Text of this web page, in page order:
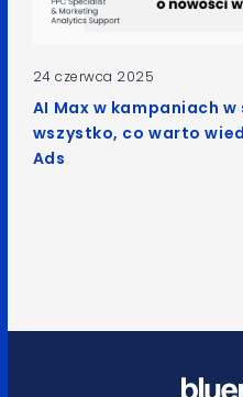
24 czerwca 2025
AI Max w kampaniach
wszystko, co warto
Ads